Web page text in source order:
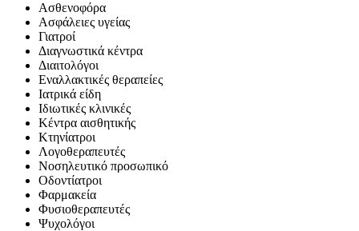
Ασθενοφόρα
Ασφάλειες υγείας
Γιατροί
Διαγνωστικά κέντρα
Διαιτολόγοι
Εναλλακτικές θεραπείες
Ιατρικά είδη
Ιδιωτικές κλινικές
Κέντρα αισθητικής
Κτηνίατροι
Λογοθεραπευτές
Νοσηλευτικό προσωπικό
Οδοντίατροι
Φαρμακεία
Φυσιοθεραπευτές
Ψυχολόγοι